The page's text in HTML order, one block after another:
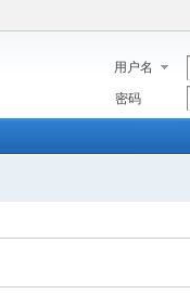
用户名
密码